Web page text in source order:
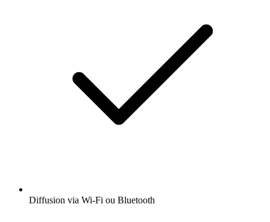
Diffusion via Wi-Fi ou Bluetooth